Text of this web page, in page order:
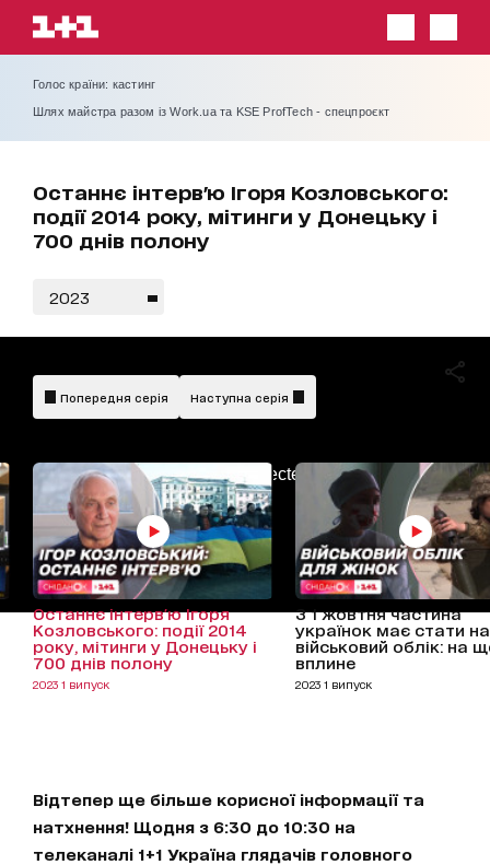
Голос країни: кастинг
Шлях майстра разом із Work.ua та KSE ProfTech - спецпроєкт
Останнє інтерв'ю Ігоря Козловського:
події 2014 року, мітинги у Донецьку і
700 днів полону
2023
AdBlockDetected!
Попередня серія Наступна серія
Останнє інтерв'ю Ігоря
Козловського: події 2014
року, мітинги у Донецьку і
700 днів полону
2023 1 випуск
З 1 жовтня частина
українок має стати на
військовий облік: на
вплине
2023 1 випуск
Відтепер ще більше корисної інформації та
натхнення! Щодня з 6:30 до 10:30 на
телеканалі 1+1 Україна глядачів головного